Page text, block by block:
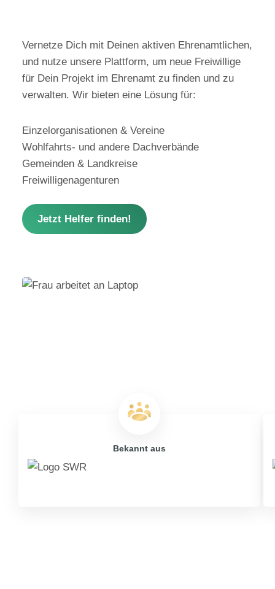
Vernetze Dich mit Deinen aktiven Ehrenamtlichen,
und nutze unsere Plattform, um neue Freiwillige
für Dein Projekt im Ehrenamt zu finden und zu
verwalten. Wir bieten eine Lösung für:
Einzelorganisationen & Vereine
Wohlfahrts- und andere Dachverbände
Gemeinden & Landkreise
Freiwilligenagenturen
Jetzt Helfer finden!
Bekannt aus